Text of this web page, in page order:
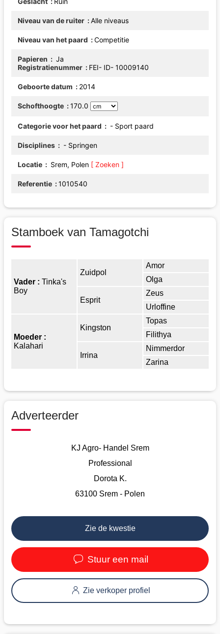
Niveau van de ruiter Alle niveaus
Niveau van het paard Competitie
Papieren
Ja
Registratienummer
FEI- ID- 10009140
Geboorte datum 2014
Schofthoogte 170.0
Categorie voor het paard - Sport paard
Disciplines - Springen
Locatie Srem, Polen [ Zoeken ]
Referentie 1010540
Stamboek van Tamagotchi
Vader : Tinka's
Boy
Zuidpol
Amor
Olga
Esprit
Zeus
Urloffine
Moeder :
Kalahari
Kingston
Topas
Filithya
Irrina
Nimmerdor
Zarina
Adverteerder
KJ Agro- Handel Srem
Professional
Dorota K.
63100 Srem - Polen
Zie de kwestie
Stuur een mail
Zie verkoper profiel